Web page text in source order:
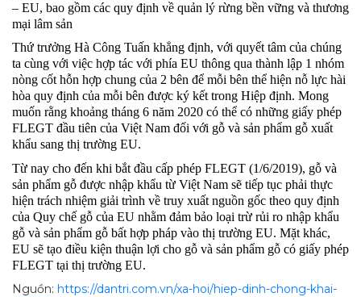
– EU, bao gồm các quy định về quản lý rừng bền vững và thương
mại lâm sản
Thứ trưởng Hà Công Tuấn khẳng định, với quyết tâm của chúng
ta cùng với việc hợp tác với phía EU thông qua thành lập 1 nhóm
nòng cốt hỗn hợp chung của 2 bên để mỗi bên thể hiện nỗ lực hài
hòa quy định của mỗi bên được ký kết trong Hiệp định. Mong
muốn rằng khoảng tháng 6 năm 2020 có thể có những giấy phép
FLEGT đầu tiên của Việt Nam đối với gỗ và sản phẩm gỗ xuất
khẩu sang thị trường EU.
Từ nay cho đến khi bắt đầu cấp phép FLEGT (1/6/2019), gỗ và
sản phẩm gỗ được nhập khẩu từ Việt Nam sẽ tiếp tục phải thực
hiện trách nhiệm giải trình về truy xuất nguồn gốc theo quy định
của Quy chế gỗ của EU nhằm đảm bảo loại trừ rủi ro nhập khẩu
gỗ và sản phẩm gỗ bất hợp pháp vào thị trường EU. Mặt khác,
EU sẽ tạo điều kiện thuận lợi cho gỗ và sản phẩm gỗ có giấy phép
FLEGT tại thị trường EU.
Nguồn: https://dantri.com.vn/xa-hoi/hiep-dinh-chong-khai-